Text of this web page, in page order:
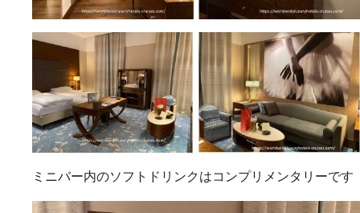
ミニバー内のソフトドリンクはコンプリメンタリーです